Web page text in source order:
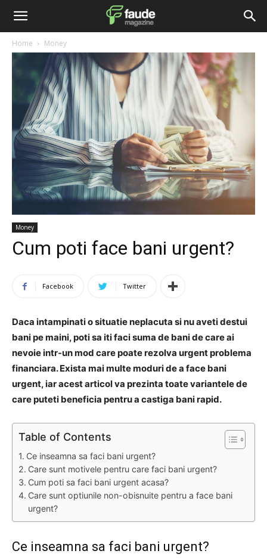
Home Money
Money
Cum poti face bani urgent?
Facebook Twitter
Daca intampinati o situatie neplacuta si nu aveti destui
bani pe maini, poti sa iti faci suma de bani de care ai
nevoie intr-un mod care poate rezolva urgent problema
financiara. Exista mai multe moduri de a face bani
urgent, iar acest articol va prezinta toate variantele de
care puteti beneficia pentru a castiga bani rapid.
Table of Contents
Ce inseamna sa faci bani urgent?
Care sunt motivele pentru care faci bani urgent?
Cum poti sa faci bani urgent acasa?
Care sunt optiunile non-obisnuite pentru a face bani
urgent?
Ce inseamna sa faci bani urgent?